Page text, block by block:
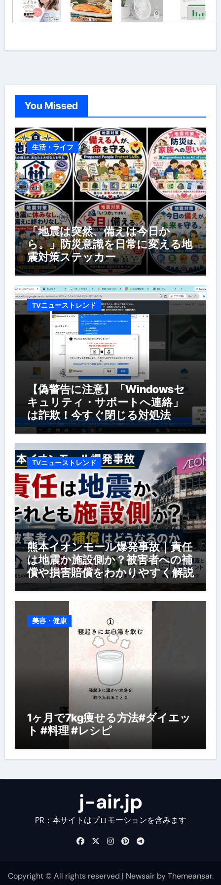
You Missed
生活・ライフ
「地震は突然、備えは今日か
ら。」防災意識を日常に変える地
震対策ステッカー
TVニューストレンド
【偽警告に注意】「Windowsセ
キュリティ・サポートへ連絡」
は詐欺！今すぐ閉じる対処法
TVニューストレンド
熊本イオンモール爆発事故｜責任
は地震か施設側か？被害者への補
償や損害賠償をわかりやすく解説
美容・健康
1ヶ月で7kg痩せる方法#ダイエッ
ト #料理 #レシピ
j-air.jp
PR：本サイトはプロモーションを含みます
Copyright © All rights reserved | NewsairbyThemeansar.